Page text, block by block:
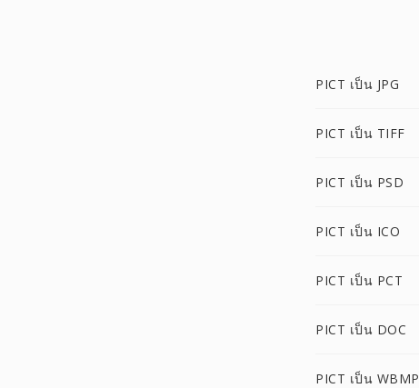
PICT เป็น JPG
PICT เป็น TIFF
PICT เป็น PSD
PICT เป็น ICO
PICT เป็น PCT
PICT เป็น DOC
PICT เป็น WBMP